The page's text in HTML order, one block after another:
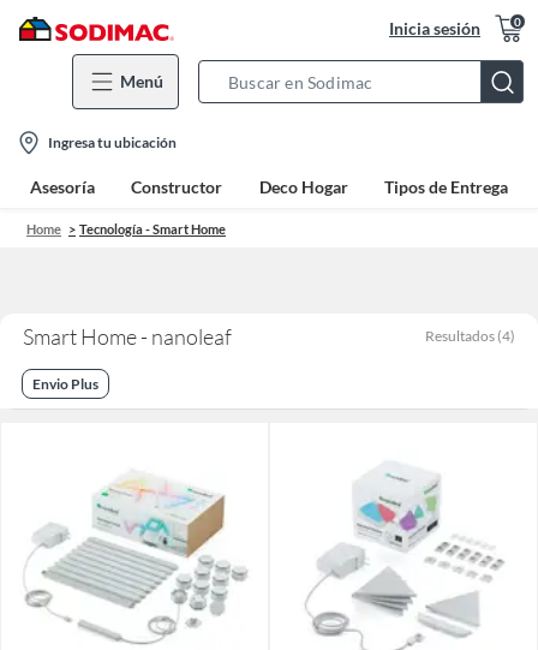
Inicia sesión 0
Menú
Bar
location-
icon
Ingresa tu ubicación
Asesoría Constructor Deco Hogar Tipos de Entrega
Home Tecnología - Smart Home
Smart Home - nanoleaf Resultados (4)
Envio Plus